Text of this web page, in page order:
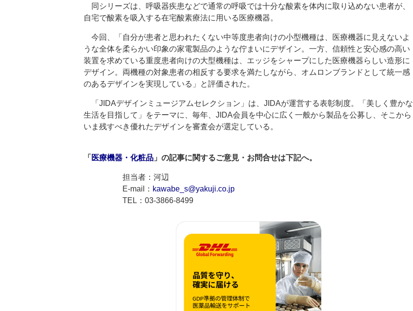
同シリーズは、呼吸器疾患などで通常の呼吸では十分な酸素を体内に取り込めない患者が、
自宅で酸素を吸入する在宅酸素療法に用いる医療機器。
今回、「自分が患者と思われたくない中等度患者向けの小型機種は、医療機器に見えないよ
うな全体を柔らかい印象の家電製品のような佇まいにデザイン。一方、信頼性と安心感の高い
装置を求めている重度患者向けの大型機種は、エッジをシャープにした医療機器らしい造形に
デザイン。両機種の対象患者の相反する要求を満たしながら、オムロンブランドとして統一感
のあるデザインを実現している」と評価された。
「JIDAデザインミュージアムセレクション」は、JIDAが運営する表彰制度。「美しく豊かな
生活を目指して」をテーマに、毎年、JIDA会員を中心に広く一般から製品を公募し、そこから
いま残すべき優れたデザインを審査会が選定している。
「 医療機器・化粧品 」の記事に関するご意見・お問合せは下記へ。
担当者：河辺
E-mail： kawabe_s@yakuji.co.jp
TEL：03-3866-8499